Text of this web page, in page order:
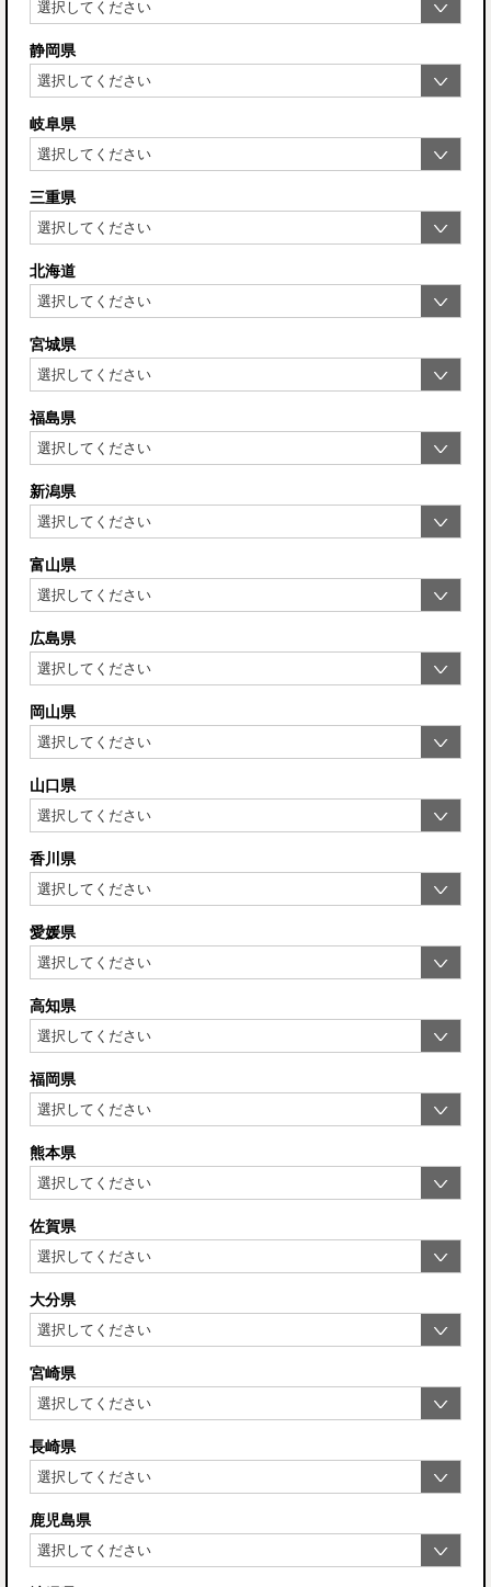
静岡県
岐阜県
三重県
北海道
宮城県
福島県
新潟県
富山県
広島県
岡山県
山口県
香川県
愛媛県
高知県
福岡県
熊本県
佐賀県
大分県
宮崎県
長崎県
鹿児島県